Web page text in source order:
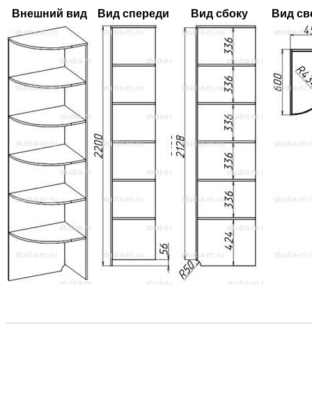
Внешний вид Вид спереди Вид сбоку Вид